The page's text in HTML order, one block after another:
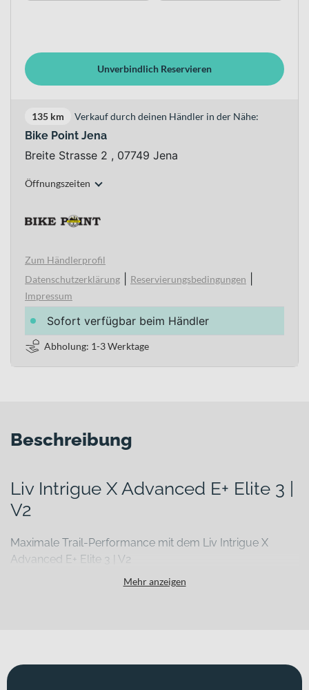
Unverbindlich Reservieren
135 km Verkauf durch deinen Händler in der Nähe:
Bike Point Jena
Breite Strasse 2 , 07749 Jena
Öffnungszeiten
Zum Händlerprofil
Datenschutzerklärung
Reservierungsbedingungen
Impressum
Sofort verfügbar beim Händler
Abholung: 1-3 Werktage
Beschreibung
Liv Intrigue X Advanced E+ Elite 3 |
V2
Maximale Trail-Performance mit dem Liv Intrigue X
Advanced E+ Elite 3 | V2
Steile Anstiege, verblockte Passagen und schnelle Downhills
technische Lines und lange Touren mit neuem Selbstvertrauen
Mehr anzeigen